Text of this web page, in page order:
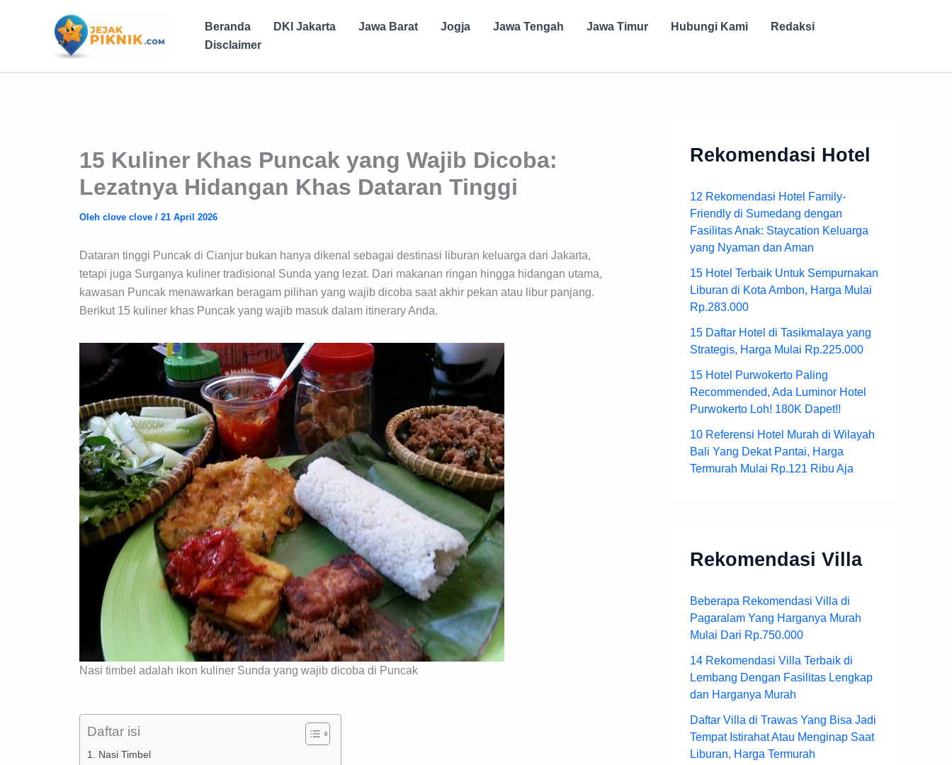
Beranda DKI Jakarta Jawa Barat Jogja Jawa Tengah Jawa Timur Hubungi Kami
Redaksi
Disclaimer
15 Kuliner Khas Puncak yang Wajib Dicoba:
Lezatnya Hidangan Khas Dataran Tinggi
Oleh clove clove / 21 April 2026
Dataran tinggi Puncak di Cianjur bukan hanya dikenal sebagai destinasi liburan keluarga dari Jakarta,
tetapi juga Surganya kuliner tradisional Sunda yang lezat. Dari makanan ringan hingga hidangan utama,
kawasan Puncak menawarkan beragam pilihan yang wajib dicoba saat akhir pekan atau libur panjang.
Berikut 15 kuliner khas Puncak yang wajib masuk dalam itinerary Anda.
Nasi timbel adalah ikon kuliner Sunda yang wajib dicoba di Puncak
Daftar isi
1. Nasi Timbel
Rekomendasi Hotel
12 Rekomendasi Hotel Family-
Friendly di Sumedang dengan
Fasilitas Anak: Staycation Keluarga
yang Nyaman dan Aman
15 Hotel Terbaik Untuk Sempurnakan
Liburan di Kota Ambon, Harga Mulai
Rp.283.000
15 Daftar Hotel di Tasikmalaya yang
Strategis, Harga Mulai Rp.225.000
15 Hotel Purwokerto Paling
Recommended, Ada Luminor Hotel
Purwokerto Loh! 180K Dapet!!
10 Referensi Hotel Murah di Wilayah
Bali Yang Dekat Pantai, Harga
Termurah Mulai Rp.121 Ribu Aja
Rekomendasi Villa
Beberapa Rekomendasi Villa di
Pagaralam Yang Harganya Murah
Mulai Dari Rp.750.000
14 Rekomendasi Villa Terbaik di
Lembang Dengan Fasilitas Lengkap
dan Harganya Murah
Daftar Villa di Trawas Yang Bisa Jadi
Tempat Istirahat Atau Menginap Saat
Liburan, Harga Termurah